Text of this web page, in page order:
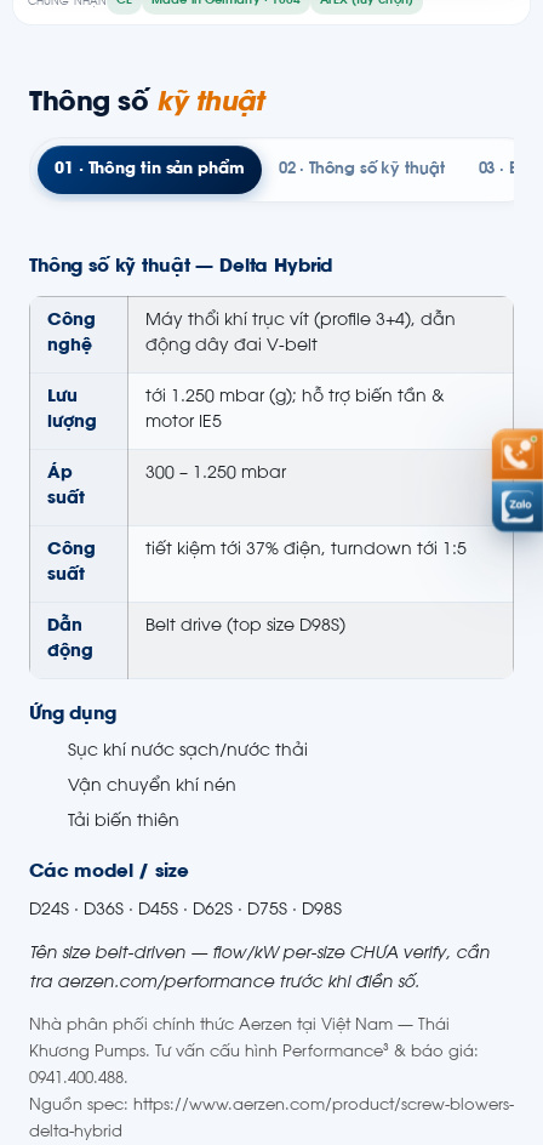
Thông số kỹ thuật
01 · Thông tin sản phẩm 02 · Thông số kỹ thuật 03 ·
Thông số kỹ thuật — Delta Hybrid
Công
nghệ
Máy thổi khí trục vít (profile 3+4), dẫn
động dây đai V-belt
Lưu
lượng
tới 1.250 mbar (g); hỗ trợ biến tần &
motor IE5
Áp
suất
300 – 1.250 mbar
Công
suất
tiết kiệm tới 37% điện, turndown tới 1:5
Dẫn
động
Belt drive (top size D98S)
Ứng dụng
Sục khí nước sạch/nước thải
Vận chuyển khí nén
Tải biến thiên
Các model / size
D24S · D36S · D45S · D62S · D75S · D98S
Tên size belt-driven — flow/kW per-size CHƯA verify, cần
tra aerzen.com/performance trước khi điền số.
Nhà phân phối chính thức Aerzen tại Việt Nam — Thái
Khương Pumps. Tư vấn cấu hình Performance³ & báo giá:
0941.400.488.
Nguồn spec: https://www.aerzen.com/product/screw-blowers-
delta-hybrid